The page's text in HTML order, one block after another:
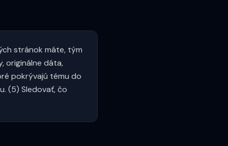
stránok máte, tým
originálne dáta,
pokrývajú tému do
(5) Sledovať, čo